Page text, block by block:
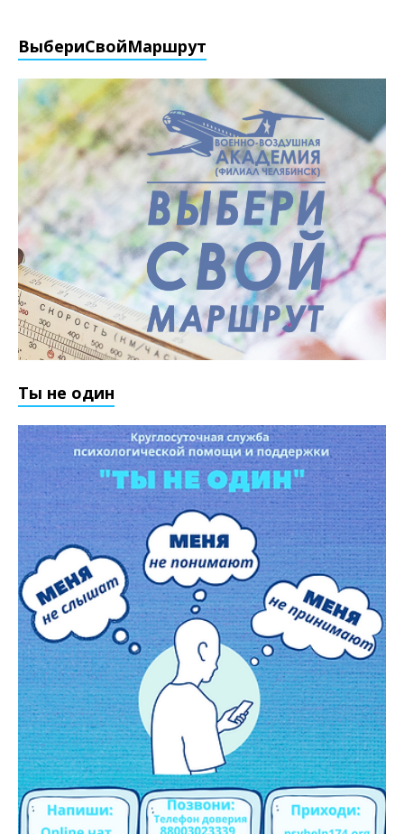
ВыбериCвойМаршрут
Ты не один